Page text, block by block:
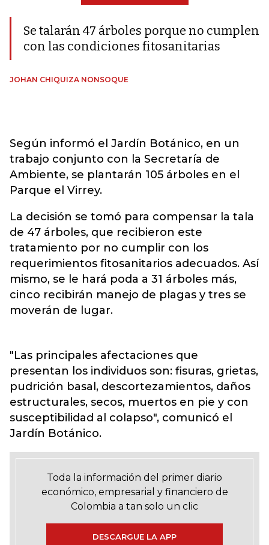
Se talarán 47 árboles porque no cumplen
con las condiciones fitosanitarias
JOHAN CHIQUIZA NONSOQUE
Según informó el Jardín Botánico, en un
trabajo conjunto con la Secretaría de
Ambiente, se plantarán 105 árboles en el
Parque el Virrey.
La decisión se tomó para compensar la tala
de 47 árboles, que recibieron este
tratamiento por no cumplir con los
requerimientos fitosanitarios adecuados. Así
mismo, se le hará poda a 31 árboles más,
cinco recibirán manejo de plagas y tres se
moverán de lugar.
"Las principales afectaciones que
presentan los individuos son: fisuras, grietas,
pudrición basal, descortezamientos, daños
estructurales, secos, muertos en pie y con
susceptibilidad al colapso", comunicó el
Jardín Botánico.
Toda la información del primer diario
económico, empresarial y financiero de
Colombia a tan solo un clic
DESCARGUE LA APP